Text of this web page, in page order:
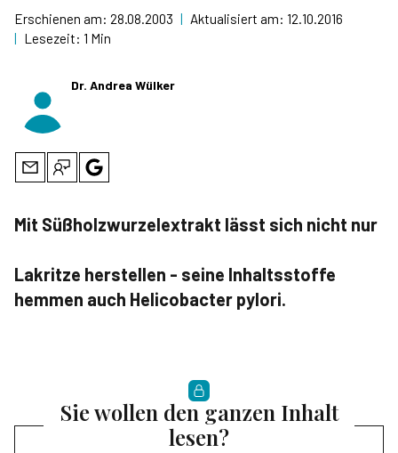
Erschienen am: 28.08.2003 | Aktualisiert am: 12.10.2016
| Lesezeit: 1 Min
Dr. Andrea Wülker
Mit Süßholzwurzelextrakt lässt sich nicht nur
Lakritze herstellen - seine Inhaltsstoffe
hemmen auch Helicobacter pylori.
Sie wollen den ganzen Inhalt
lesen?